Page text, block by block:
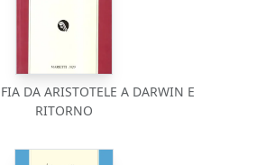
DA ARISTOTELE A DARWIN E
RITORNO